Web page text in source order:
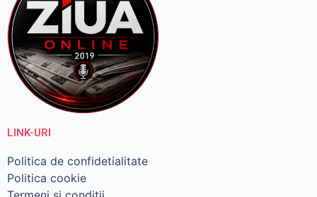
LINK-URI
Politica de confidetialitate
Politica cookie